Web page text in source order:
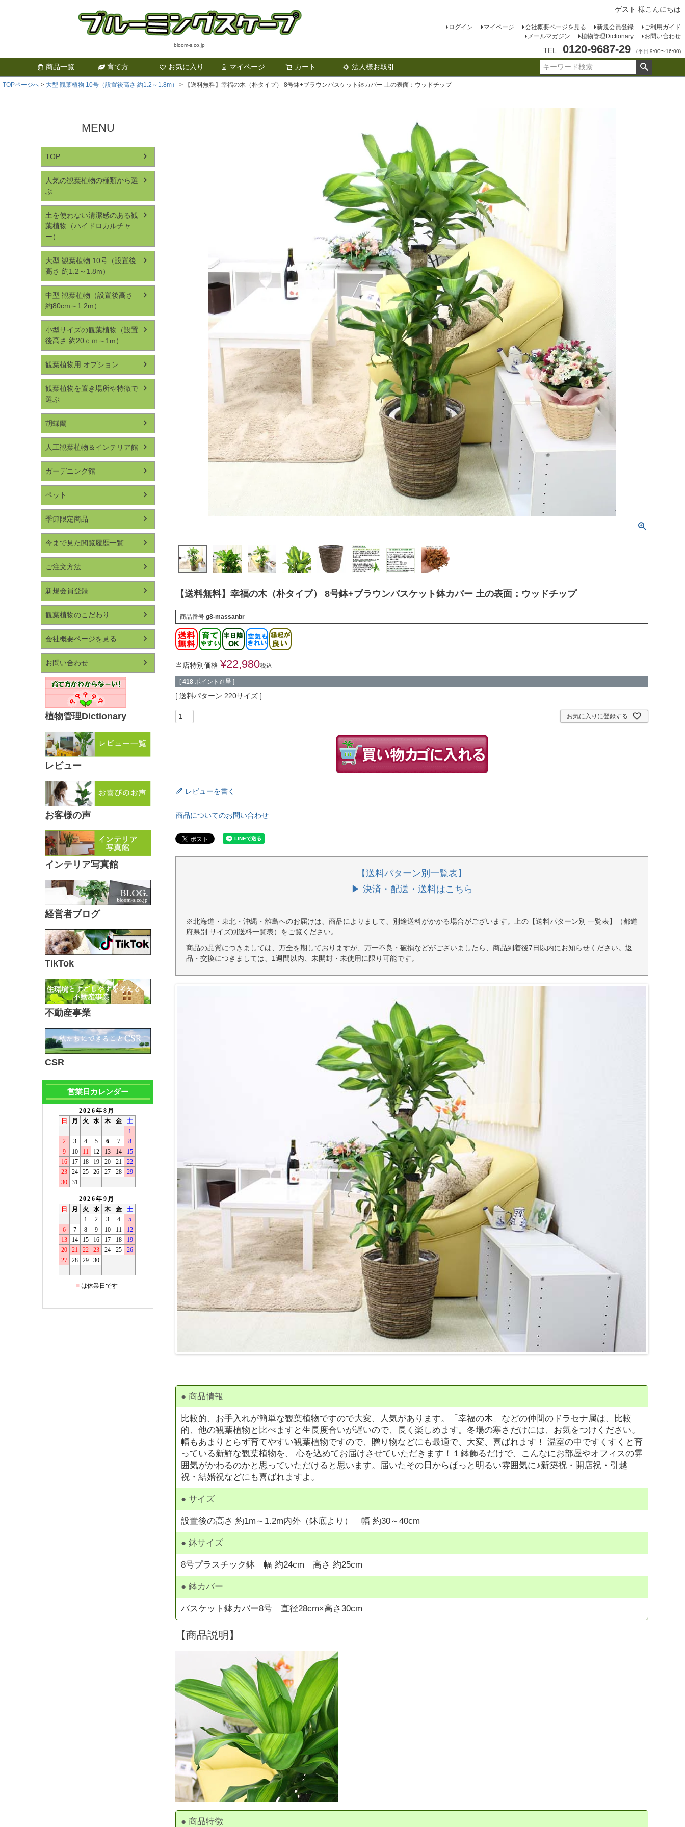
bloom-s.co.jp
ゲスト 様こんにちは
ログイン マイページ 会社概要ページを見る 新規会員登録
ご利用ガイド
メールマガジン
植物管理Dictionary お問い合わせ
TEL 0120-9687-29 （平日 9:00〜16:00)
商品一覧 育て方 お気に入り マイページ カート 法人様お取引
検索
TOPページへ 大型 観葉植物 10号（設置後高さ 約1.2～1.8m） 【送料無料】幸福の木（朴タイプ） 8号鉢+ブラウンバスケット鉢カバー 土の表面：ウッドチップ
MENU
TOP
人気の観葉植物の種類から選
ぶ
土を使わない清潔感のある観
葉植物（ハイドロカルチャ
ー）
大型 観葉植物 10号（設置後
高さ 約1.2～1.8m）
中型 観葉植物（設置後高さ
約80cm～1.2m）
小型サイズの観葉植物（設置
後高さ 約20ｃｍ～1m）
観葉植物用 オプション
観葉植物を置き場所や特徴で
選ぶ
胡蝶蘭
人工観葉植物＆インテリア館
ガーデニング館
ペット
季節限定商品
今まで見た閲覧履歴一覧
ご注文方法
新規会員登録
観葉植物のこだわり
会社概要ページを見る
お問い合わせ
植物管理Dictionary
レビュー
お客様の声
インテリア写真館
経営者ブログ
TikTok
不動産事業
CSR
営業日カレンダー
【送料無料】幸福の木（朴タイプ） 8号鉢+ブラウンバスケット鉢カバー 土の表面：ウッドチップ
商品番号 g8-massanbr
当店特別価格 ¥22,980税込
[ 418 ポイント進呈 ]
送料パターン 220サイズ
お気に入りに登録する
レビューを書く
商品についてのお問い合わせ
【送料パターン別一覧表】
▶ 決済・配送・送料はこちら
※北海道・東北・沖縄・離島へのお届けは、商品によりまして、別途送料がかかる場合がございます。上の【送料パターン別 一覧表】（都道
府県別 サイズ別送料一覧表）をご覧ください。
商品の品質につきましては、万全を期しておりますが、万一不良・破損などがございましたら、商品到着後7日以内にお知らせください。返
品・交換につきましては、1週間以内、未開封・未使用に限り可能です。
● 商品情報
比較的、お手入れが簡単な観葉植物ですので大変、人気があります。「幸福の木」などの仲間のドラセナ属は、比較
的、他の観葉植物と比べますと生長度合いが遅いので、長く楽しめます。冬場の寒さだけには、お気をつけください。
幅もあまりとらず育てやすい観葉植物ですので、贈り物などにも最適で、大変、喜ばれます！ 温室の中ですくすくと育
っている新鮮な観葉植物を、 心を込めてお届けさせていただきます！１鉢飾るだけで、こんなにお部屋やオフィスの雰
囲気がかわるのかと思っていただけると思います。届いたその日からぱっと明るい雰囲気に♪新築祝・開店祝・引越
祝・結婚祝などにも喜ばれますよ。
● サイズ
設置後の高さ 約1m～1.2m内外（鉢底より） 幅 約30～40cm
● 鉢サイズ
8号プラスチック鉢 幅 約24cm 高さ 約25cm
● 鉢カバー
バスケット鉢カバー8号 直径28cm×高さ30cm
【商品説明】
● 商品特徴